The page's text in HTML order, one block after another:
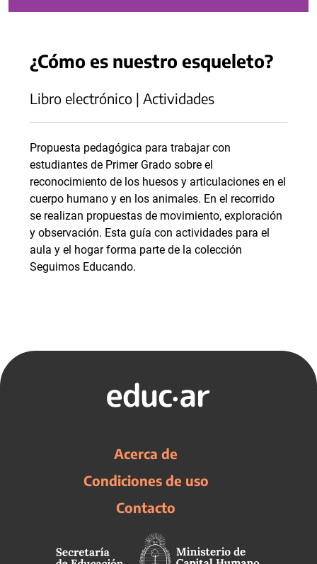
¿Cómo es nuestro esqueleto?
Libro electrónico | Actividades
Propuesta pedagógica para trabajar con
estudiantes de Primer Grado sobre el
reconocimiento de los huesos y articulaciones en el
cuerpo humano y en los animales. En el recorrido
se realizan propuestas de movimiento, exploración
y observación. Esta guía con actividades para el
aula y el hogar forma parte de la colección
Seguimos Educando.
Acerca de
Condiciones de uso
Contacto